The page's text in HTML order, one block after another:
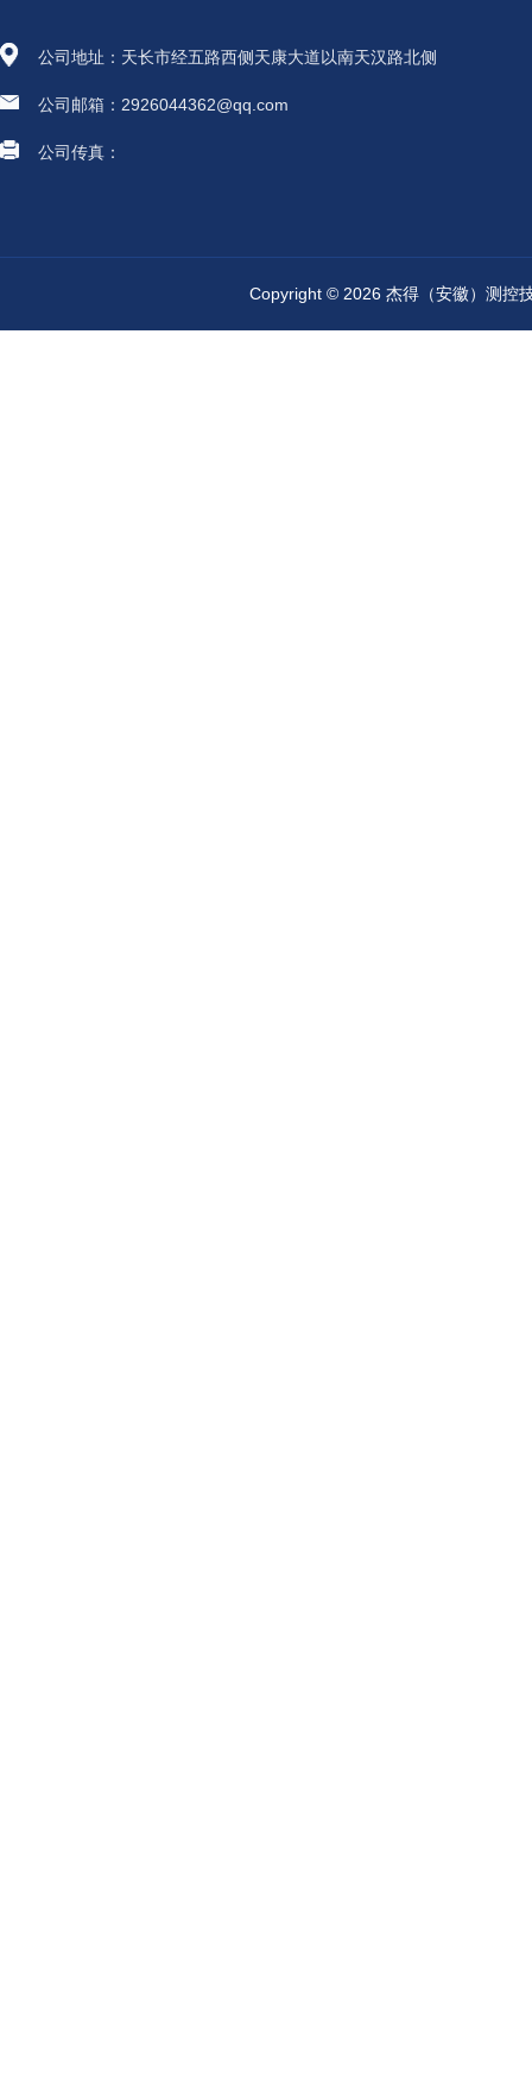
公司地址：天长市经五路西侧天康大道以南天汉路北侧
公司邮箱：2926044362@qq.com
公司传真：
Copyright © 2026 杰得（安徽）测